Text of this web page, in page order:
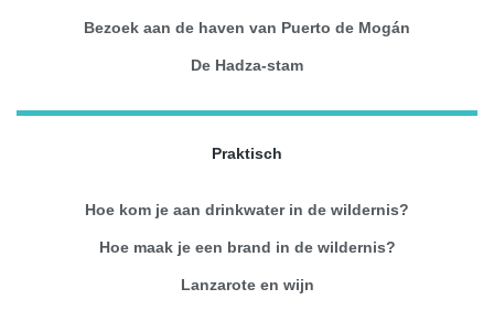
Bezoek aan de haven van Puerto de Mogán
De Hadza-stam
Praktisch
Hoe kom je aan drinkwater in de wildernis?
Hoe maak je een brand in de wildernis?
Lanzarote en wijn